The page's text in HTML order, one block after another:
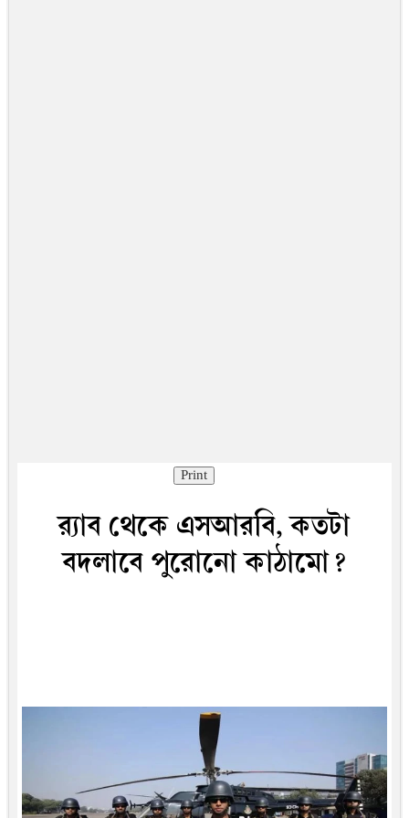
Print
র‍্যাব থেকে এসআরবি, কতটা
বদলাবে পুরোনো কাঠামো?